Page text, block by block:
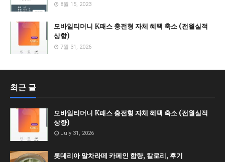
8월 15, 2023
모바일티머니 K패스 충전형 자체 혜택 축소 (전월실적
상향)
7월 31, 2026
최근 글
모바일티머니 K패스 충전형 자체 혜택 축소 (전월실적
상향)
July 31, 2026
롯데리아 말차라떼 카페인 함량, 칼로리, 후기